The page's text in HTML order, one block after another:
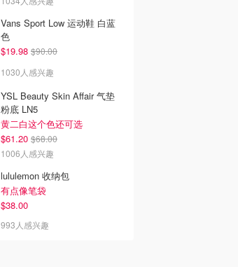
Vans Sport Low 运动鞋 白蓝
色
$19.98 $90.00
1030人感兴趣
YSL Beauty Skin Affair 气垫
粉底 LN5
黄二白这个色还可选
$61.20 $68.00
1006人感兴趣
lululemon 收纳包
有点像笔袋
$38.00
993人感兴趣